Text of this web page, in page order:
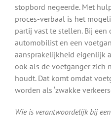
stopbord negeerde. Met
proces-verbaal is het
partij vast te stellen. Bij een
automobilist en een
aansprakelijkheid eigenlijk
ook als de voetganger zich
houdt. Dat komt omdat
worden als ‘zwakke
Wie is verantwoordelijk bij